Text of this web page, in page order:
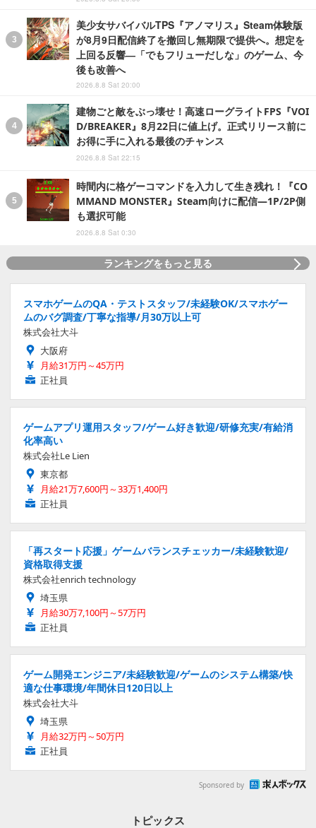
美少女サバイバルTPS『アノマリス』Steam体験版
が8月9日配信終了を撤回し無期限で提供へ。想定を
上回る反響―「でもフリューだしな」のゲーム、今
後も改善へ
2026.8.8 Sat 20:00
建物ごと敵をぶっ壊せ！高速ローグライトFPS『VOI
D/BREAKER』8月22日に値上げ。正式リリース前に
お得に手に入れる最後のチャンス
2026.8.8 Sat 22:15
時間内に格ゲーコマンドを入力して生き残れ！『CO
MMAND MONSTER』Steam向けに配信―1P/2P側
も選択可能
2026.8.8 Sat 0:30
ランキングをもっと見る
スマホゲームのQA・テストスタッフ/未経験OK/スマホゲー
ムのバグ調査/丁寧な指導/月30万以上可
株式会社大斗
大阪府
月給31万円～45万円
正社員
ゲームアプリ運用スタッフ/ゲーム好き歓迎/研修充実/有給消
化率高い
株式会社Le Lien
東京都
月給21万7,600円～33万1,400円
正社員
「再スタート応援」ゲームバランスチェッカー/未経験歓迎/
資格取得支援
株式会社enrich technology
埼玉県
月給30万7,100円～57万円
正社員
ゲーム開発エンジニア/未経験歓迎/ゲームのシステム構築/快
適な仕事環境/年間休日120日以上
株式会社大斗
埼玉県
月給32万円～50万円
正社員
Sponsored by
トピックス